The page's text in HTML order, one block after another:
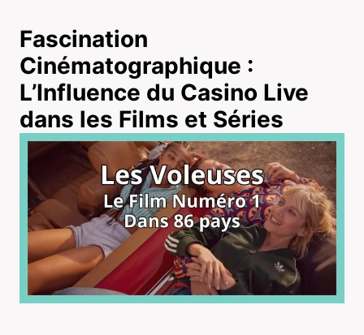
Fascination
Cinématographique :
L’Influence du Casino Live
dans les Films et Séries